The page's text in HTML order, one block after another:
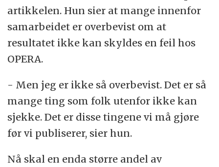
artikkelen. Hun sier at mange innenfor
samarbeidet er overbevist om at
resultatet ikke kan skyldes en feil hos
OPERA.
- Men jeg er ikke så overbevist. Det er så
mange ting som folk utenfor ikke kan
sjekke. Det er disse tingene vi må gjøre
før vi publiserer, sier hun.
Nå skal en enda større andel av